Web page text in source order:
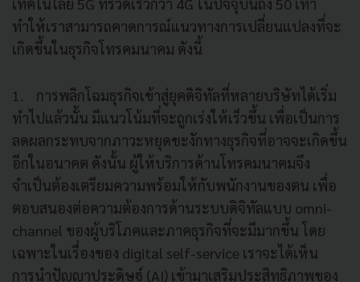
เทคโนโลยี 5G ที่รวดเร็วกว่า 4G ในปัจจุบันถึง 50 เท่า
ทำให้เราสามารถคาดการณ์แนวทางการเปลี่ยนแปลงที่จะ
เกิดขึ้นในธุรกิจโทรคมนาคม ดังนี้
1. การพลิกโฉมธุรกิจเข้าสู่ยุคดิจิทัลที่หลายบริษัทได้เริ่ม
ทำไปแล้วนั้น มีแนวโน้มที่จะถูกเร่งให้เร็วขึ้น เพื่อเป็นการ
ลดผลกระทบจากภาวะหยุดชะงักทางธุรกิจที่อาจจะเกิดขึ้น
อีกในอนาคต ดังนั้น ผู้ให้บริการด้านโทรคมนาคมจึง
จำเป็นต้องเตรียมความพร้อมให้กับพนักงานของตน เพื่อ
ตอบสนองต่อความต้องการด้านระบบดิจิทัลแบบ omni-
channel ของผู้บริโภคและภาคธุรกิจที่จะมีมากขึ้น โดย
เฉพาะในเรื่องของ digital self-service เราจะได้เห็น
การนำปัญญาประดิษฐ์ (AI) เข้ามาเสริมประสิทธิภาพของ